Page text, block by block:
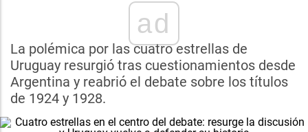
ad
La polémica por las cuatro estrellas de
Uruguay resurgió tras cuestionamientos desde
Argentina y reabrió el debate sobre los títulos
de 1924 y 1928.